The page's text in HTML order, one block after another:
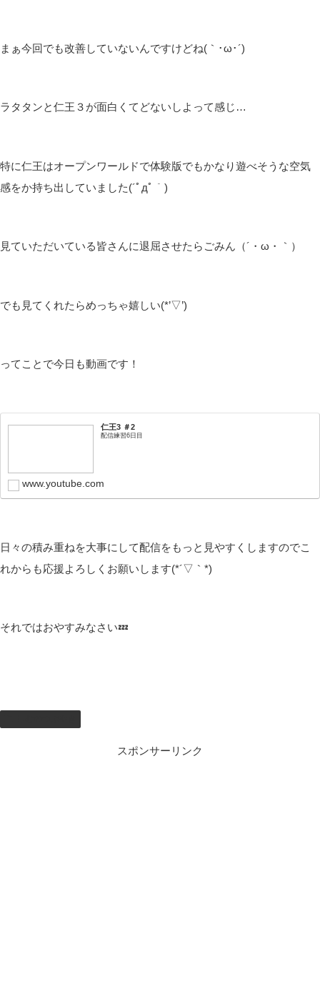
まぁ今回でも改善していないんですけどね(｀･ω･´)
ラタタンと仁王３が面白くてどないしよって感じ…
特に仁王はオープンワールドで体験版でもかなり遊べそうな空気
感をか持ち出していました(´ﾟдﾟ｀)
見ていただいている皆さんに退屈させたらごみん（´・ω・｀）
でも見てくれたらめっちゃ嬉しい(*’▽’)
ってことで今日も動画です！
仁王3 ＃2
配信練習6日目
www.youtube.com
日々の積み重ねを大事にして配信をもっと見やすくしますのでこ
れからも応援よろしくお願いします(*´▽｀*)
それではおやすみなさい💤
スポンサーリンク